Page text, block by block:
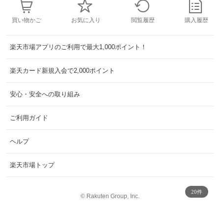
20件
買い物かご お気に入り 閲覧履歴 購入履歴
楽天市場アプリのご利用で最大1,000ポイント！
楽天カード新規入会で2,000ポイント
安心・安全への取り組み
ご利用ガイド
ヘルプ
楽天市場トップ
© Rakuten Group, Inc.